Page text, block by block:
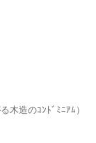
木造のｺﾝﾄﾞﾐﾆｱﾑ）